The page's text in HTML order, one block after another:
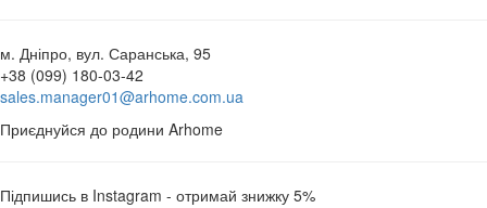
м. Дніпро, вул. Саранська, 95
+38 (099) 180-03-42
sales.manager01@arhome.com.ua
Приєднуйся до родини Arhome
Підпишись в Instagram - отримай знижку 5%